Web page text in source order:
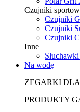
Czujniki
Czujniki
Czujniki
Czujniki
Inne
Na wodę
ZEGARKI
PRODUKTY